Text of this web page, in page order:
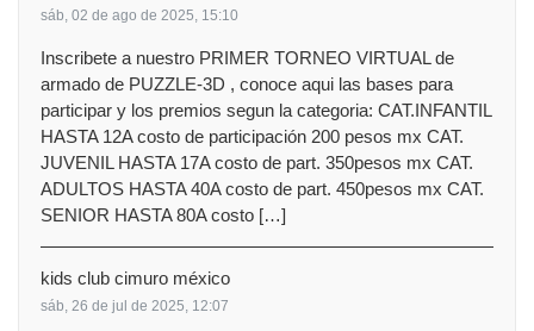
sáb, 02 de ago de 2025, 15:10
Inscribete a nuestro PRIMER TORNEO VIRTUAL de
armado de PUZZLE-3D , conoce aqui las bases para
participar y los premios segun la categoria: CAT.INFANTIL
HASTA 12A costo de participación 200 pesos mx CAT.
JUVENIL HASTA 17A costo de part. 350pesos mx CAT.
ADULTOS HASTA 40A costo de part. 450pesos mx CAT.
SENIOR HASTA 80A costo […]
kids club cimuro méxico
sáb, 26 de jul de 2025, 12:07